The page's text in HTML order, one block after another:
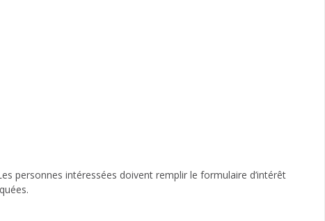
personnes intéressées doivent remplir le formulaire d’intérêt